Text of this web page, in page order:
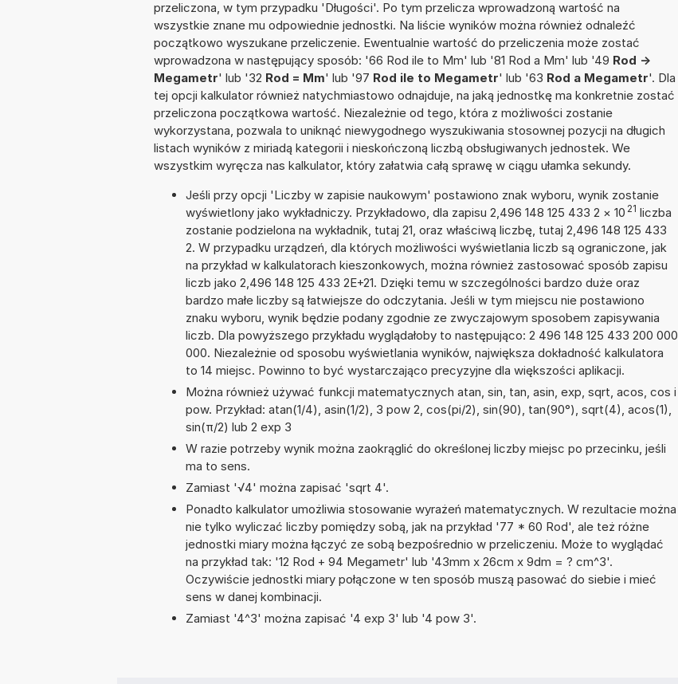
przeliczona, w tym przypadku 'Długości'. Po tym przelicza wprowadzoną wartość na
wszystkie znane mu odpowiednie jednostki. Na liście wyników można również odnaleźć
początkowo wyszukane przeliczenie. Ewentualnie wartość do przeliczenia może zostać
wprowadzona w następujący sposób: '66 Rod ile to Mm' lub '81 Rod a Mm' lub '49 Rod ->
Megametr' lub '32 Rod = Mm' lub '97 Rod ile to Megametr' lub '63 Rod a Megametr'. Dla
tej opcji kalkulator również natychmiastowo odnajduje, na jaką jednostkę ma konkretnie zostać
przeliczona początkowa wartość. Niezależnie od tego, która z możliwości zostanie
wykorzystana, pozwala to uniknąć niewygodnego wyszukiwania stosownej pozycji na długich
listach wyników z miriadą kategorii i nieskończoną liczbą obsługiwanych jednostek. We
wszystkim wyręcza nas kalkulator, który załatwia całą sprawę w ciągu ułamka sekundy.
Jeśli przy opcji 'Liczby w zapisie naukowym' postawiono znak wyboru, wynik zostanie
wyświetlony jako wykładniczy. Przykładowo, dla zapisu 2,496 148 125 433 2 × 10 21 liczba
zostanie podzielona na wykładnik, tutaj 21, oraz właściwą liczbę, tutaj 2,496 148 125 433
2. W przypadku urządzeń, dla których możliwości wyświetlania liczb są ograniczone, jak
na przykład w kalkulatorach kieszonkowych, można również zastosować sposób zapisu
liczb jako 2,496 148 125 433 2E+21. Dzięki temu w szczególności bardzo duże oraz
bardzo małe liczby są łatwiejsze do odczytania. Jeśli w tym miejscu nie postawiono
znaku wyboru, wynik będzie podany zgodnie ze zwyczajowym sposobem zapisywania
liczb. Dla powyższego przykładu wyglądałoby to następująco: 2 496 148 125 433 200 000
000. Niezależnie od sposobu wyświetlania wyników, największa dokładność kalkulatora
to 14 miejsc. Powinno to być wystarczająco precyzyjne dla większości aplikacji.
Można również używać funkcji matematycznych atan, sin, tan, asin, exp, sqrt, acos, cos i
pow. Przykład: atan(1/4), asin(1/2), 3 pow 2, cos(pi/2), sin(90), tan(90°), sqrt(4), acos(1),
sin(π/2) lub 2 exp 3
W razie potrzeby wynik można zaokrąglić do określonej liczby miejsc po przecinku, jeśli
ma to sens.
Zamiast '√4' można zapisać 'sqrt 4'.
Ponadto kalkulator umożliwia stosowanie wyrażeń matematycznych. W rezultacie można
nie tylko wyliczać liczby pomiędzy sobą, jak na przykład '77 * 60 Rod', ale też różne
jednostki miary można łączyć ze sobą bezpośrednio w przeliczeniu. Może to wyglądać
na przykład tak: '12 Rod + 94 Megametr' lub '43mm x 26cm x 9dm = ? cm^3'.
Oczywiście jednostki miary połączone w ten sposób muszą pasować do siebie i mieć
sens w danej kombinacji.
Zamiast '4^3' można zapisać '4 exp 3' lub '4 pow 3'.